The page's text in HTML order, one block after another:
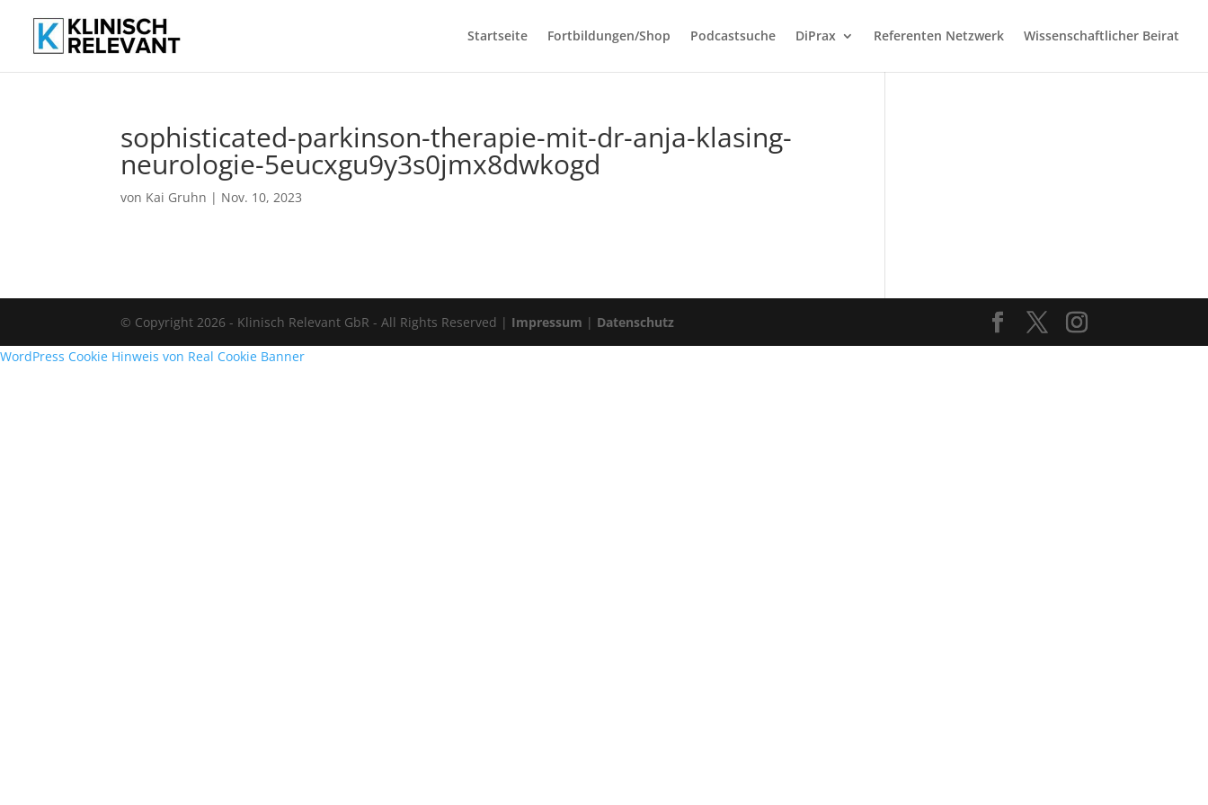
Startseite Fortbildungen/Shop Podcastsuche DiPrax Referenten Netzwerk Wissenschaftlicher Beirat
sophisticated-parkinson-therapie-mit-dr-anja-klasing-
neurologie-5eucxgu9y3s0jmx8dwkogd
von Kai Gruhn | Nov. 10, 2023
© Copyright 2026 - Klinisch Relevant GbR - All Rights Reserved | Impressum | Datenschutz
WordPress Cookie Hinweis von Real Cookie Banner